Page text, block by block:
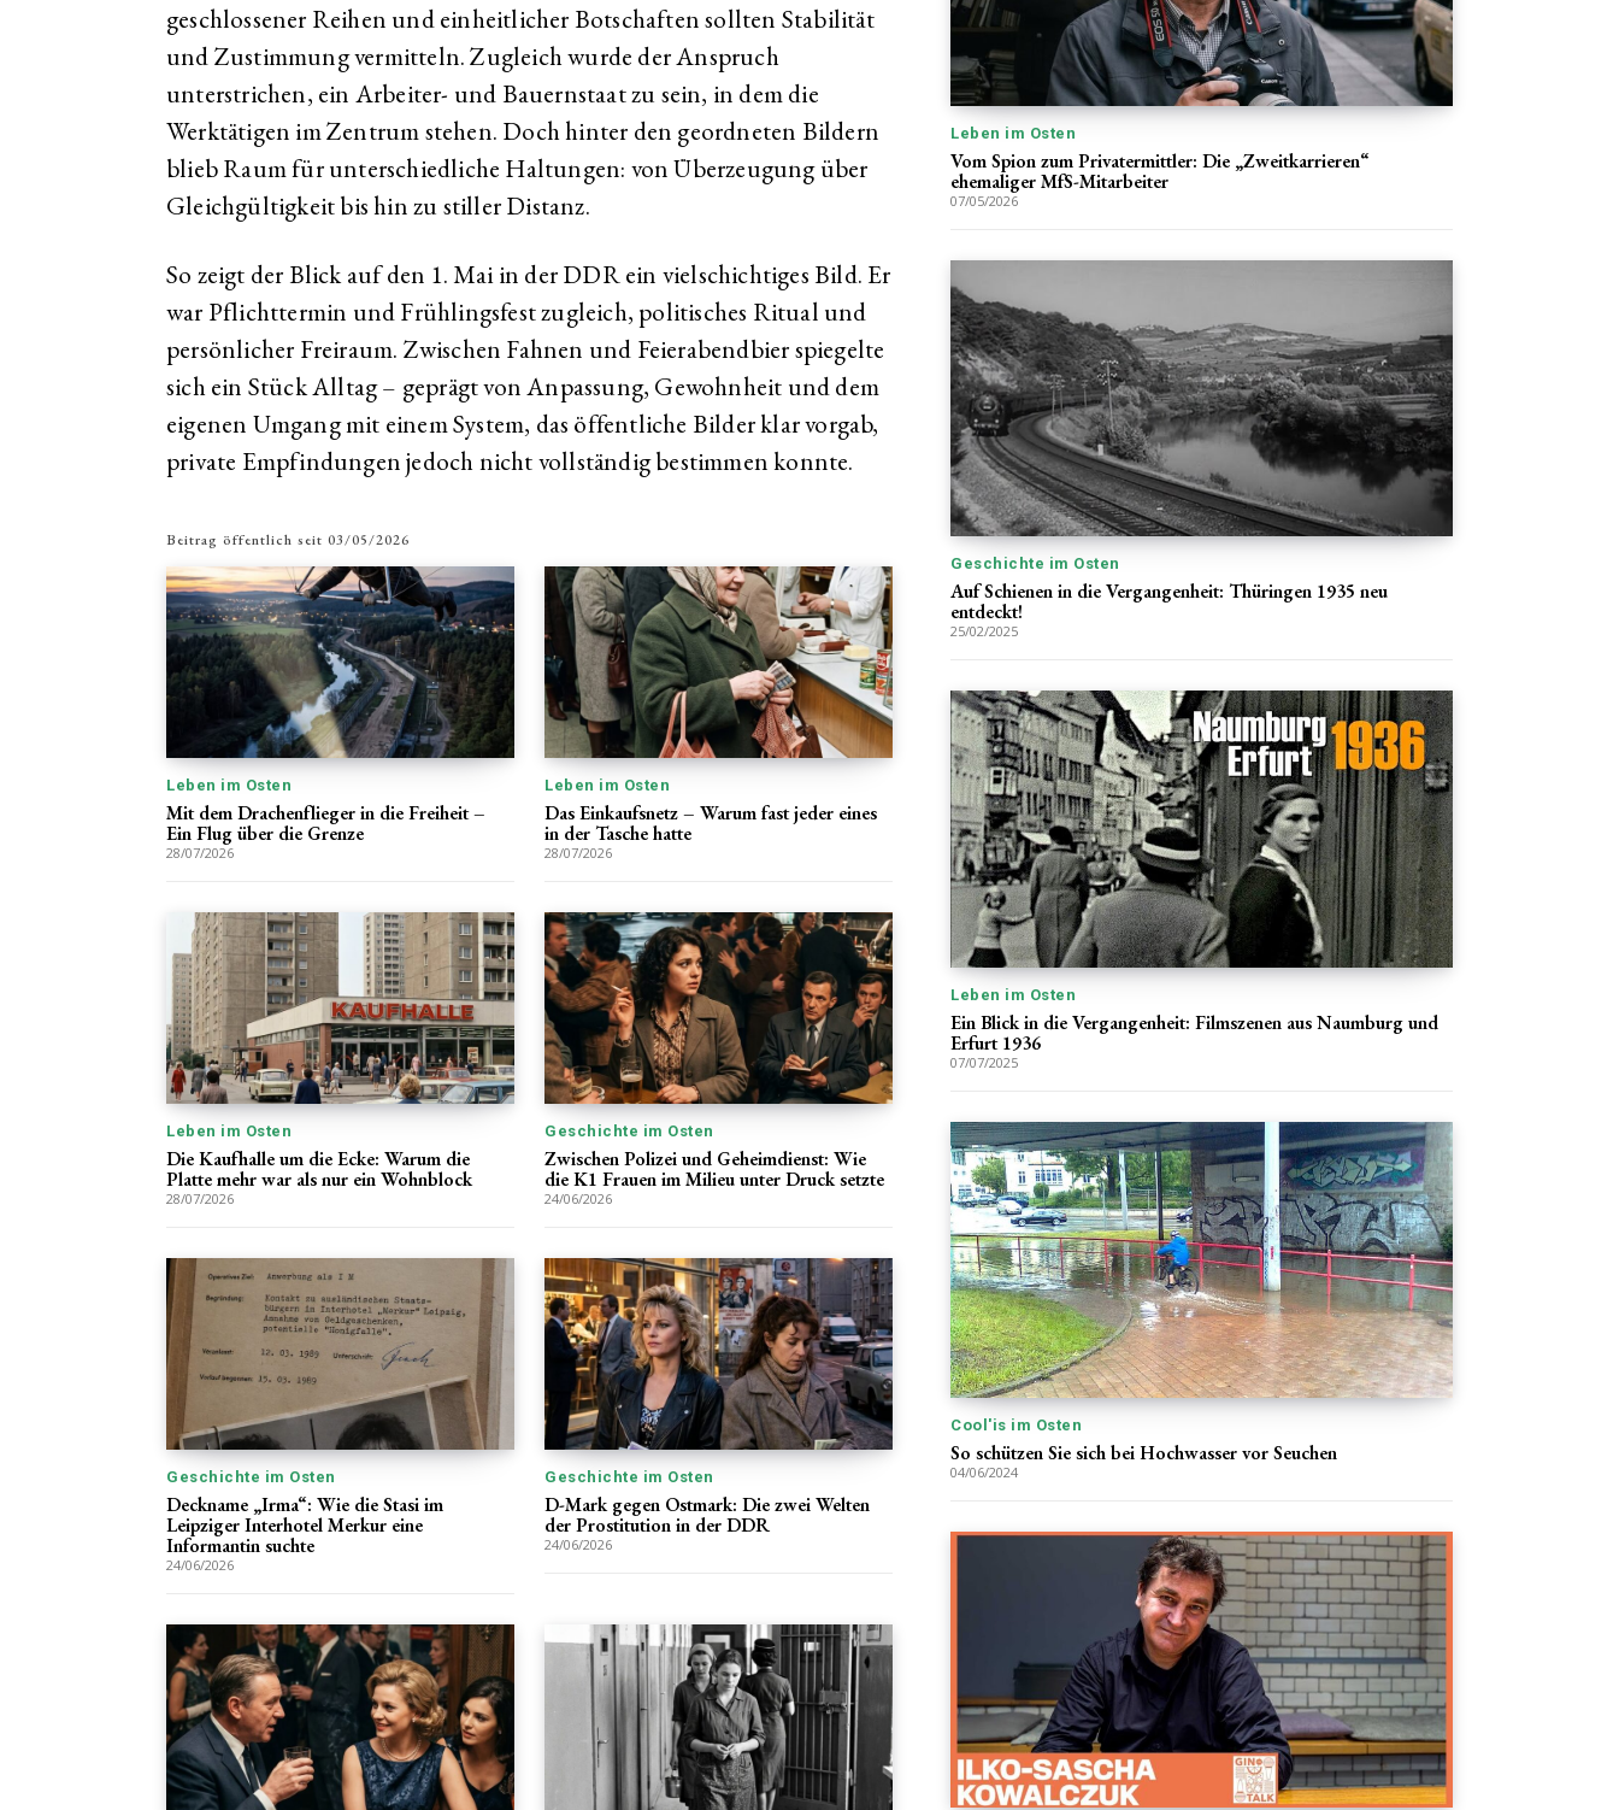
geschlossener Reihen und einheitlicher Botschaften sollten Stabilität
und Zustimmung vermitteln. Zugleich wurde der Anspruch
unterstrichen, ein Arbeiter- und Bauernstaat zu sein, in dem die
Werktätigen im Zentrum stehen. Doch hinter den geordneten Bildern
blieb Raum für unterschiedliche Haltungen: von Überzeugung über
Gleichgültigkeit bis hin zu stiller Distanz.
So zeigt der Blick auf den 1. Mai in der DDR ein vielschichtiges Bild. Er
war Pflichttermin und Frühlingsfest zugleich, politisches Ritual und
persönlicher Freiraum. Zwischen Fahnen und Feierabendbier spiegelte
sich ein Stück Alltag – geprägt von Anpassung, Gewohnheit und dem
eigenen Umgang mit einem System, das öffentliche Bilder klar vorgab,
private Empfindungen jedoch nicht vollständig bestimmen konnte.
Beitrag öffentlich seit 03/05/2026
Leben im Osten
Mit dem Drachenflieger in die Freiheit –
Ein Flug über die Grenze
28/07/2026
Leben im Osten
Das Einkaufsnetz – Warum fast jeder eines
in der Tasche hatte
28/07/2026
Leben im Osten
Die Kaufhalle um die Ecke: Warum die
Platte mehr war als nur ein Wohnblock
28/07/2026
Geschichte im Osten
Zwischen Polizei und Geheimdienst: Wie
die K1 Frauen im Milieu unter Druck setzte
24/06/2026
Geschichte im Osten
Deckname „Irma“: Wie die Stasi im
Leipziger Interhotel Merkur eine
Informantin suchte
24/06/2026
Geschichte im Osten
D-Mark gegen Ostmark: Die zwei Welten
der Prostitution in der DDR
24/06/2026
Leben im Osten
Vom Spion zum Privatermittler: Die „Zweitkarrieren“
ehemaliger MfS-Mitarbeiter
07/05/2026
Geschichte im Osten
Auf Schienen in die Vergangenheit: Thüringen 1935 neu
entdeckt!
25/02/2025
Leben im Osten
Ein Blick in die Vergangenheit: Filmszenen aus Naumburg und
Erfurt 1936
07/07/2025
Cool'is im Osten
So schützen Sie sich bei Hochwasser vor Seuchen
04/06/2024